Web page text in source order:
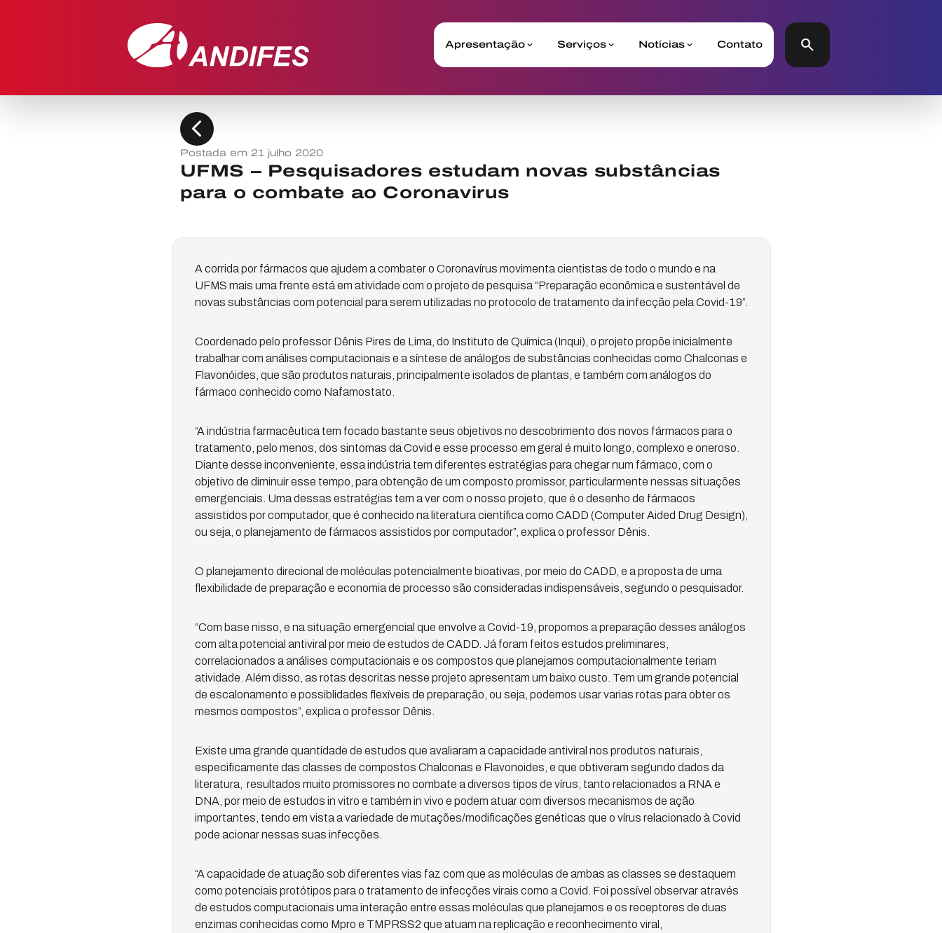
Apresentação Serviços Notícias Contato search
chevron_left
Postada em 21 julho 2020
UFMS – Pesquisadores estudam novas substâncias
para o combate ao Coronavirus
A corrida por fármacos que ajudem a combater o Coronavírus movimenta cientistas de todo o mundo e na
UFMS mais uma frente está em atividade com o projeto de pesquisa “Preparação econômica e sustentável de
novas substâncias com potencial para serem utilizadas no protocolo de tratamento da infecção pela Covid-19”.
Coordenado pelo professor Dênis Pires de Lima, do Instituto de Química (Inqui), o projeto propõe inicialmente
trabalhar com análises computacionais e a síntese de análogos de substâncias conhecidas como Chalconas e
Flavonóides, que são produtos naturais, principalmente isolados de plantas, e também com análogos do
fármaco conhecido como Nafamostato.
“A indústria farmacêutica tem focado bastante seus objetivos no descobrimento dos novos fármacos para o
tratamento, pelo menos, dos sintomas da Covid e esse processo em geral é muito longo, complexo e oneroso.
Diante desse inconveniente, essa indústria tem diferentes estratégias para chegar num fármaco, com o
objetivo de diminuir esse tempo, para obtenção de um composto promissor, particularmente nessas situações
emergenciais. Uma dessas estratégias tem a ver com o nosso projeto, que é o desenho de fármacos
assistidos por computador, que é conhecido na literatura científica como CADD (Computer Aided Drug Design),
ou seja, o planejamento de fármacos assistidos por computador”, explica o professor Dênis.
O planejamento direcional de moléculas potencialmente bioativas, por meio do CADD, e a proposta de uma
flexibilidade de preparação e economia de processo são consideradas indispensáveis, segundo o pesquisador.
“Com base nisso, e na situação emergencial que envolve a Covid-19, propomos a preparação desses análogos
com alta potencial antiviral por meio de estudos de CADD. Já foram feitos estudos preliminares,
correlacionados a análises computacionais e os compostos que planejamos computacionalmente teriam
atividade. Além disso, as rotas descritas nesse projeto apresentam um baixo custo. Tem um grande potencial
de escalonamento e possiblidades flexíveis de preparação, ou seja, podemos usar varias rotas para obter os
mesmos compostos”, explica o professor Dênis.
Existe uma grande quantidade de estudos que avaliaram a capacidade antiviral nos produtos naturais,
especificamente das classes de compostos Chalconas e Flavonoides, e que obtiveram segundo dados da
literatura, resultados muito promissores no combate a diversos tipos de vírus, tanto relacionados a RNA e
DNA, por meio de estudos in vitro e também in vivo e podem atuar com diversos mecanismos de ação
importantes, tendo em vista a variedade de mutações/modificações genéticas que o vírus relacionado à Covid
pode acionar nessas suas infecções.
“A capacidade de atuação sob diferentes vias faz com que as moléculas de ambas as classes se destaquem
como potenciais protótipos para o tratamento de infecções virais como a Covid. Foi possível observar através
de estudos computacionais uma interação entre essas moléculas que planejamos e os receptores de duas
enzimas conhecidas como Mpro e TMPRSS2 que atuam na replicação e reconhecimento viral,